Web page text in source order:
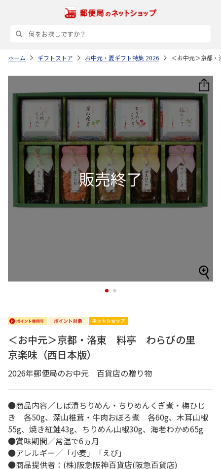
ホーム ギフトストア お中元・夏ギフト特集 2026 ＜お中元＞京都
1 2
＜お中元＞京都・洛東 料亭 わらびの里
京楽味（西日本版）
2026年郵便局のお中元 百貨店の贈り物
●商品内容／しば漬ちりめん・ちりめんくぎ煮・梅ひじ
き 各50g、深山椎茸・牛肉おぼろ煮 各60g、木耳山椒
55g、焼き紅鮭43g、ちりめん山椒30g、海老わかめ65g
●賞味期間／常温で6ヵ月
●アレルギー／「小麦」「えび」
●商品提供者：(株)阪急阪神百貨店(阪急百貨店)